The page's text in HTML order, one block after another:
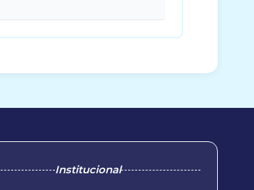
Institucional